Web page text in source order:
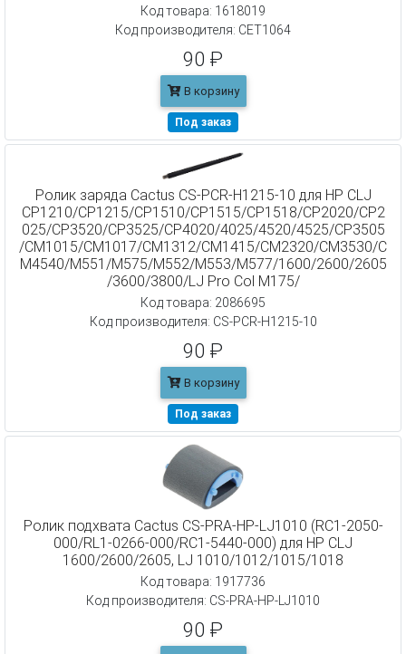
Код товара: 1618019
Код производителя: CET1064
90 ₽
В корзину
Под заказ
Ролик заряда Cactus CS-PCR-H1215-10 для HP CLJ
CP1210/CP1215/CP1510/CP1515/CP1518/CP2020/CP2
025/CP3520/CP3525/CP4020/4025/4520/4525/CP3505
/CM1015/CM1017/CM1312/CM1415/CM2320/CM3530/C
M4540/M551/M575/M552/M553/M577/1600/2600/2605
/3600/3800/LJ Pro Col M175/
Код товара: 2086695
Код производителя: CS-PCR-H1215-10
90 ₽
В корзину
Под заказ
Ролик подхвата Cactus CS-PRA-HP-LJ1010 (RC1-2050-
000/RL1-0266-000/RC1-5440-000) для HP CLJ
1600/2600/2605, LJ 1010/1012/1015/1018
Код товара: 1917736
Код производителя: CS-PRA-HP-LJ1010
90 ₽